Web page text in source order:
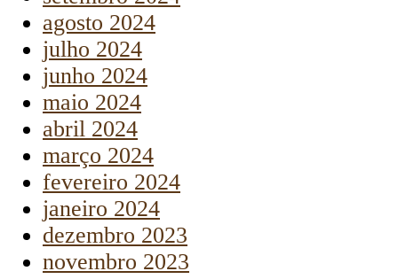
agosto 2024
julho 2024
junho 2024
maio 2024
abril 2024
março 2024
fevereiro 2024
janeiro 2024
dezembro 2023
novembro 2023